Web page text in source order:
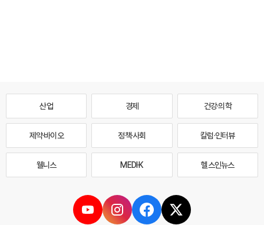
산업 경제 건강·의학
제약·바이오 정책·사회 칼럼·인터뷰
웰니스 MEDI·K 헬스인뉴스